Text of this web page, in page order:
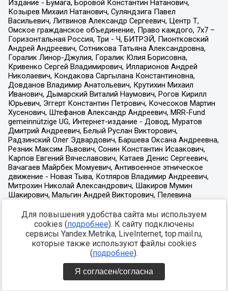
Для повышения удобства сайта мы используем
cookies (подробнее). К сайту подключены
сервисы Yandex.Metrika, LiveInternet, top.mail.ru,
которые также используют файлы cookies
(подробнее).
Я согласен/согласна